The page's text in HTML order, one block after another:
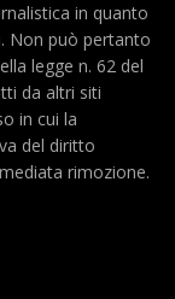
in quanto
Non può pertanto
legge n. 62 del
da altri siti
in cui la
del diritto
rimozione.